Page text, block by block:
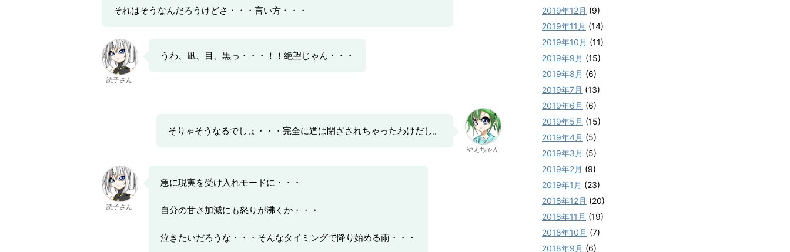
それはそうなんだろうけどさ・・・言い方・・・
読子さん
うわ、凪、目、黒っ・・・！！絶望じゃん・・・
そりゃそうなるでしょ・・・完全に道は閉ざされちゃったわけだし。
やえちゃん
読子さん
急に現実を受け入れモードに・・・
自分の甘さ加減にも怒りが沸くか・・・
泣きたいだろうな・・・そんなタイミングで降り始める雨・・・
2019年12月 (9)
2019年11月 (14)
2019年10月 (11)
2019年9月 (15)
2019年8月 (6)
2019年7月 (13)
2019年6月 (6)
2019年5月 (15)
2019年4月 (5)
2019年3月 (5)
2019年2月 (9)
2019年1月 (23)
2018年12月 (20)
2018年11月 (19)
2018年10月 (7)
2018年9月 (6)